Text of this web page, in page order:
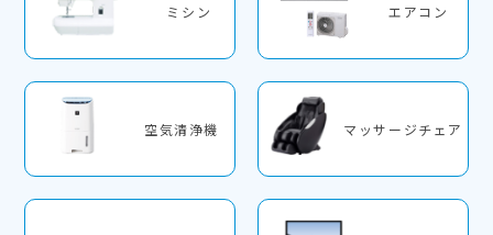
ミシン エアコン
空気清浄機 マッサージチェア